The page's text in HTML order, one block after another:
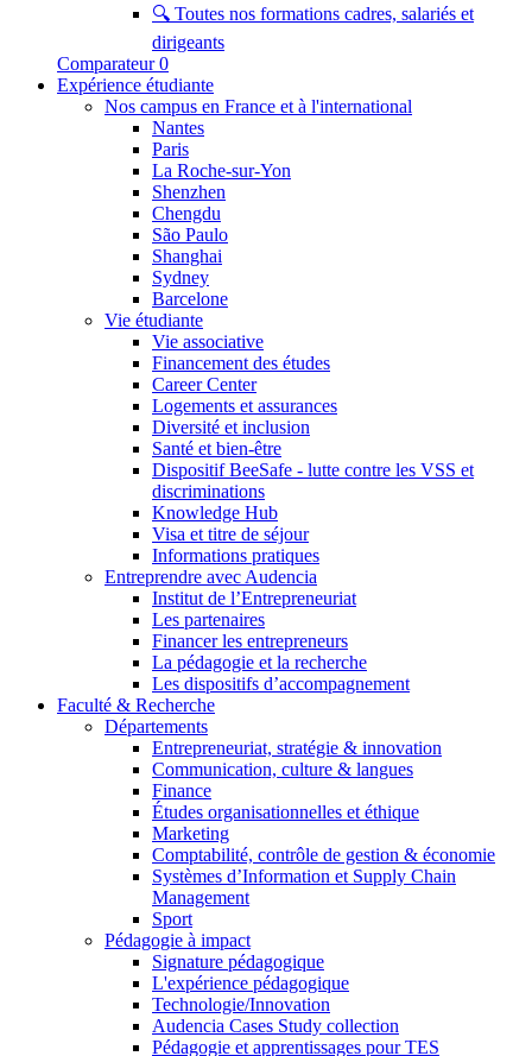
🔍 Toutes nos formations cadres, salariés et
dirigeants
Comparateur 0
Expérience étudiante
Nos campus en France et à l'international
Nantes
Paris
La Roche-sur-Yon
Shenzhen
Chengdu
São Paulo
Shanghai
Sydney
Barcelone
Vie étudiante
Vie associative
Financement des études
Career Center
Logements et assurances
Diversité et inclusion
Santé et bien-être
Dispositif BeeSafe - lutte contre les VSS et
discriminations
Knowledge Hub
Visa et titre de séjour
Informations pratiques
Entreprendre avec Audencia
Institut de l’Entrepreneuriat
Les partenaires
Financer les entrepreneurs
La pédagogie et la recherche
Les dispositifs d’accompagnement
Faculté & Recherche
Départements
Entrepreneuriat, stratégie & innovation
Communication, culture & langues
Finance
Études organisationnelles et éthique
Marketing
Comptabilité, contrôle de gestion & économie
Systèmes d’Information et Supply Chain
Management
Sport
Pédagogie à impact
Signature pédagogique
L'expérience pédagogique
Technologie/Innovation
Audencia Cases Study collection
Pédagogie et apprentissages pour TES